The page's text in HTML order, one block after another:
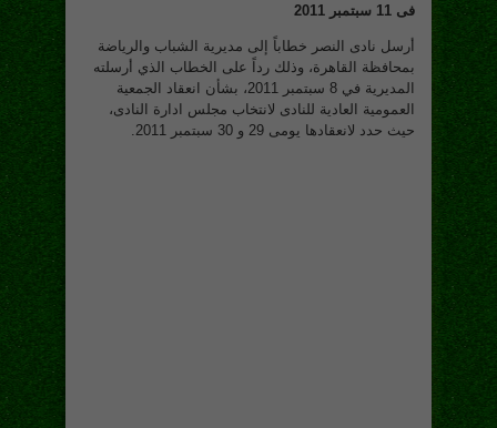
فى 11 سبتمبر 2011
أرسل نادى النصر خطاباً إلى مديرية الشباب والرياضة
بمحافظة القاهرة، وذلك رداً على الخطاب الذي أرسلته
المديرية في 8 سبتمبر 2011، بشأن انعقاد الجمعية
العمومية العادية للنادى لانتخاب مجلس ادارة النادى،
حيث حدد لانعقادها يومى 29 و 30 سبتمبر 2011.